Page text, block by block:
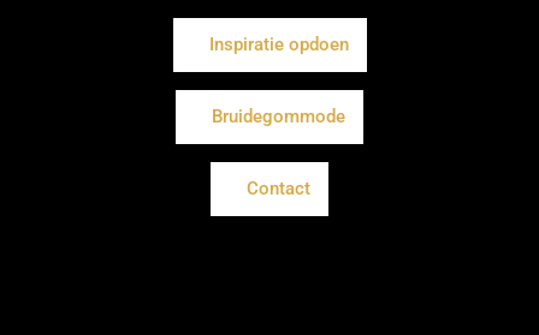
Inspiratie opdoen
Bruidegommode
Contact